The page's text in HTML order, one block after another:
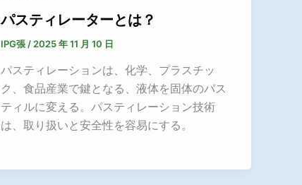
パスティレーターとは？
IPG張 / 2025 年 11 月 10 日
パスティレーションは、化学、プラスチッ
ク、食品産業で鍵となる、液体を固体のパス
ティルに変える。パスティレーション技術
は、取り扱いと安全性を容易にする。